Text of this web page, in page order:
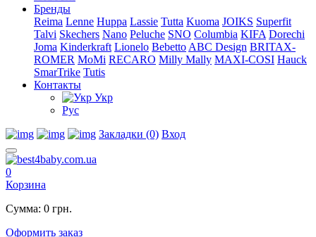
Бренды
Reima Lenne Huppa Lassie Tutta Kuoma JOIKS Superfit
Talvi Skechers Nano Peluche SNO Columbia KIFA Dorechi
Joma Kinderkraft Lionelo Bebetto ABC Design BRITAX-
ROMER MoMi RECARO Milly Mally MAXI-COSI Hauck
SmarTrike Tutis
Контакты
Укр
Рус
Закладки (0) Вход
0
Корзина
Сумма: 0 грн.
Оформить заказ